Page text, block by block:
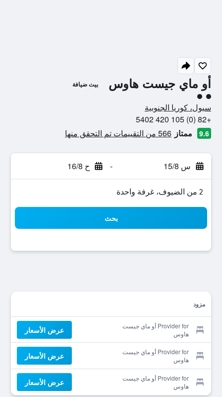
أو ماي جيست هاوس بيت ضيافة
تقييم فئة 2
سيول، كوريا الجنوبية
+82 (0) 105 420 5402
9.6 ممتاز 566 من التقييمات تم التحقق منها
س 15/8 - ح 16/8
2 من الضيوف، غرفة واحدة
بحث
مزود
Provider for أو ماي جيست
هاوس
عرض الأسعار
Provider for أو ماي جيست
هاوس
عرض الأسعار
Provider for أو ماي جيست
هاوس
عرض الأسعار